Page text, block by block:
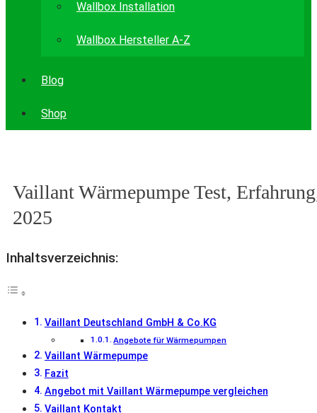
Wallbox Installation
Wallbox Hersteller A-Z
Blog
Shop
Vaillant Wärmepumpe Test,
2025
Inhaltsverzeichnis:
Vaillant Deutschland GmbH & Co.KG
Angebote für Wärmepumpen
Vaillant Wärmepumpe
Fazit
Angebot mit Vaillant Wärmepumpe vergleichen
Vaillant Kontakt